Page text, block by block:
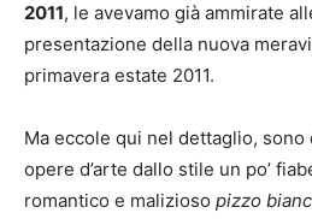
2011, le avevamo già ammirate
presentazione della nuova
primavera estate 2011.
Ma eccole qui nel dettaglio,
opere d’arte dallo stile un po’
romantico e malizioso pizzo